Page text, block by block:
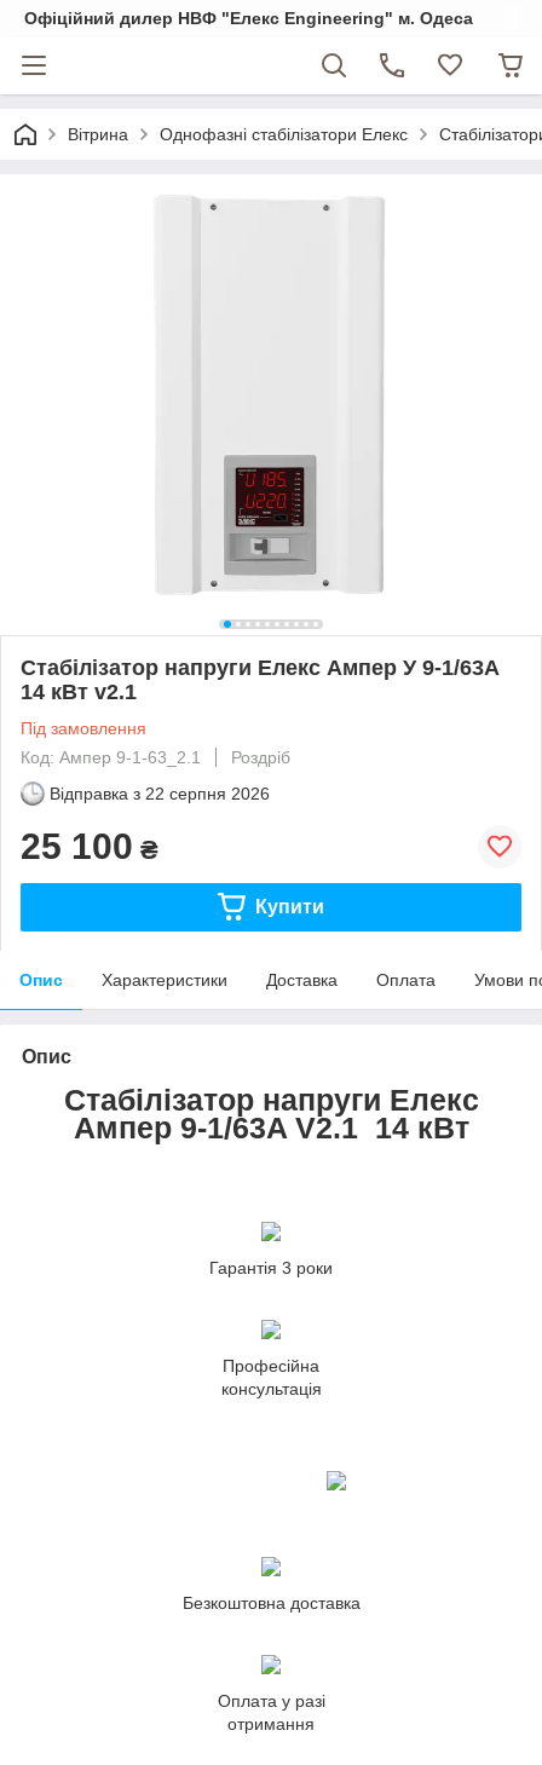
Офіційний дилер НВФ "Елекс Engineering" м. Одеса
Вітрина Однофазні стабілізатори Елекс
Стабілізатор напруги Елекс Ампер У 9-1/63А
14 кВт v2.1
Під замовлення
Код: Ампер 9-1-63_2.1
Роздріб
Відправка з 22 серпня 2026
25 100 ₴
Купити
Опис Характеристики Доставка Оплата Умови
Опис
Стабілізатор напруги Елекс
Ампер 9-1/63A V2.1 14 кВт
Гарантія 3 роки
Професійна
консультація
Безкоштовна доставка
Оплата у разі
отримання